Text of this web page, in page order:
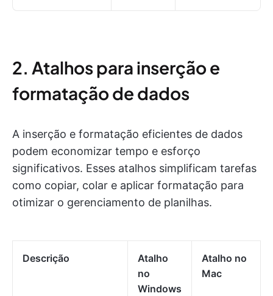
2. Atalhos para inserção e
formatação de dados
A inserção e formatação eficientes de dados
podem economizar tempo e esforço
significativos. Esses atalhos simplificam tarefas
como copiar, colar e aplicar formatação para
otimizar o gerenciamento de planilhas.
Descrição
Atalho
no
Windows
Atalho no
Mac